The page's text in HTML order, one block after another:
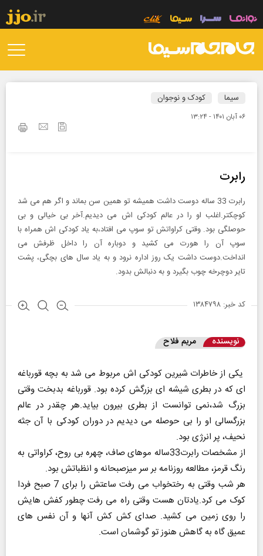
سیما کودک و نوجوان
۰۶ آبان ۱۴۰۱ - ۱۳:۲۴
رابرت
رابرت 33 ساله دوست داشت همیشه تو همین سن بماند و اگر هم می شد
کوچکتر.اغلب او را در عالم کودکی اش می دیدیم.آخر بی خیالی و بی
حوصلگی بود. وقتی کراواتش تو سوپ می افتاد،به یاد کودکی اش همراه با
سوپ آن را هورت می کشید و دوباره آن را داخل ظرفش می
انداخت.دوست داشت یک روز اداره نرود و به یاد سال های بچگی، پشت
تایر دوچرخه چوب بگیرد و به دنبالش بدود.
کد خبر: ۱۳۸۴۷۹۸
نویسنده مریم فلاح
یکی از خاطرات شیرین کودکی اش مربوط می شد به بچه قورباغه
ای که در بطری شیشه ای بزرگش کرده بود. قورباغه بدبخت وقتی
بزرگ شد،نمی توانست از بطری بیرون بیاید.هر چقدر در عالم
بزرگسالی او را بی حوصله می دیدیم در دوران کودکی با آن جثه
نحیف، پر انرژی بود.
از مشخصات رابرت33ساله موهای صاف، چهره بی روح، کراواتی به
رنگ قرمز، مطالعه روزنامه بر سر میزصبحانه و انظباتش بود.
هر شب وقتی به رختخواب می رفت ساعتش را برای 7 صبح فردا
کوک می کرد.یادتان هست وقتی راه می رفت چطور کفش هایش
را روی زمین می کشید. صدای کش کش آنها و آن نفس های
عمیق گاه به گاهش هنوز تو گوشمان است.